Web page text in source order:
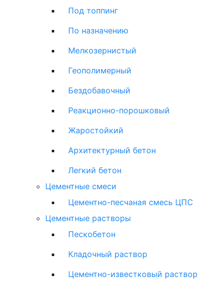
Под топпинг
По назначению
Мелкозернистый
Геополимерный
Бездобавочный
Реакционно-порошковый
Жаростойкий
Архитектурный бетон
Легкий бетон
Цементные смеси
Цементно-песчаная смесь ЦПС
Цементные растворы
Пескобетон
Кладочный раствор
Цементно-известковый раствор